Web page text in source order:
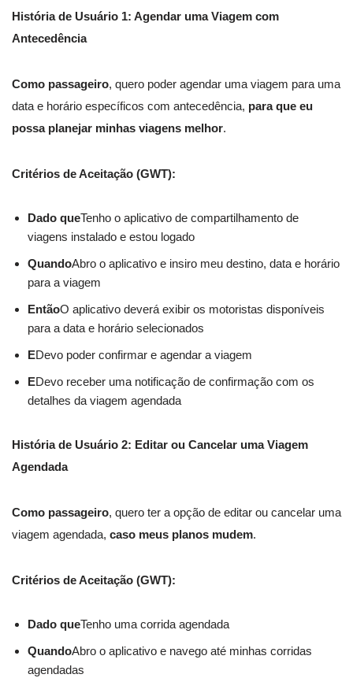
História de Usuário 1: Agendar uma Viagem com
Antecedência
Como passageiro, quero poder agendar uma viagem para uma
data e horário específicos com antecedência, para que eu
possa planejar minhas viagens melhor.
Critérios de Aceitação (GWT):
Dado queTenho o aplicativo de compartilhamento de
viagens instalado e estou logado
QuandoAbro o aplicativo e insiro meu destino, data e horário
para a viagem
EntãoO aplicativo deverá exibir os motoristas disponíveis
para a data e horário selecionados
EDevo poder confirmar e agendar a viagem
EDevo receber uma notificação de confirmação com os
detalhes da viagem agendada
História de Usuário 2: Editar ou Cancelar uma Viagem
Agendada
Como passageiro, quero ter a opção de editar ou cancelar uma
viagem agendada, caso meus planos mudem.
Critérios de Aceitação (GWT):
Dado queTenho uma corrida agendada
QuandoAbro o aplicativo e navego até minhas corridas
agendadas